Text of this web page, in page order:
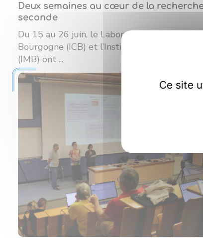
Deux semaines au cœur de la
seconde
Du 15 au 26 juin, le Laboratoire
Bourgogne (ICB) et l’Institut de
(IMB) ont ...
Ce site